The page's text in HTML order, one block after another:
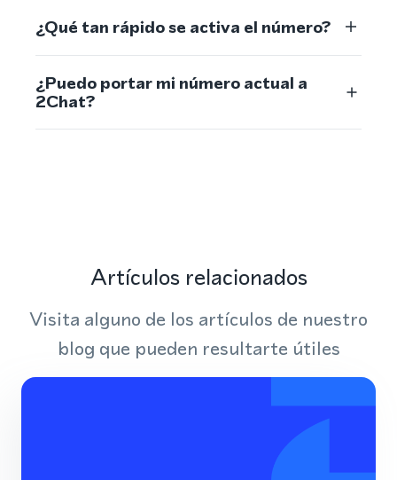
¿Qué tan rápido se activa el número?
¿Puedo portar mi número actual a
2Chat?
Artículos relacionados
Visita alguno de los artículos de nuestro
blog que pueden resultarte útiles